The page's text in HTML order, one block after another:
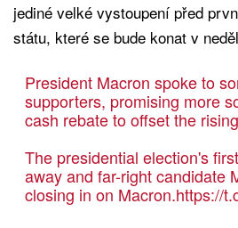
jediné velké vystoupení před
státu, které se bude konat v
President Macron spoke to
supporters, promising more
cash rebate to offset the
The presidential election's
away and far-right candidate
closing in on Macron.https://